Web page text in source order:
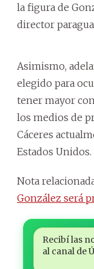
la figura de
director
Asimismo,
elegido para
tener mayor
los medios de
Cáceres
Estados Unidos.
Nota
González será
Recibí las
al canal de